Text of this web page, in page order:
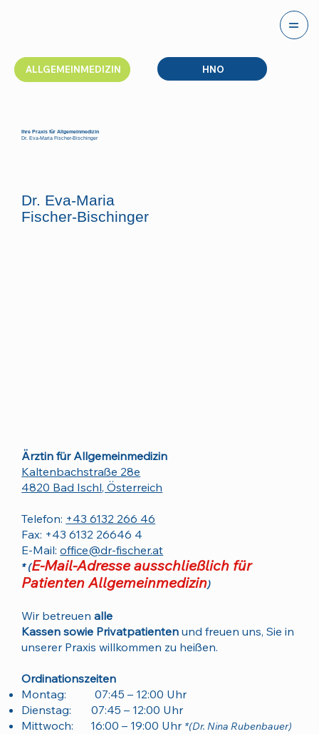
ALLGEMEINMEDIZIN HNO
Ihre Praxis für Allgemeinmedizin
Dr. Eva-Maria Fischer-Bischinger
Dr. Eva-Maria
Fischer-Bischinger
Ärztin für Allgemeinmedizin
Kaltenbachstraße 28e
4820 Bad Ischl, Österreich
Telefon: +43 6132 266 46
Fax: +43 6132 26646 4
E-Mail:office@dr-fischer.at
* (E-Mail-Adresse ausschließlich für
Patienten Allgemeinmedizin)
Wir betreuenalle
Kassen sowie Privatpatienten und freuen uns, Sie in
unserer Praxis willkommen zu heißen.
Ordinationszeiten
Montag: 07:45 – 12:00 Uhr
Dienstag: 07:45 – 12:00 Uhr
Mittwoch: 16:00 – 19:00 Uhr *(Dr. Nina Rubenbauer)